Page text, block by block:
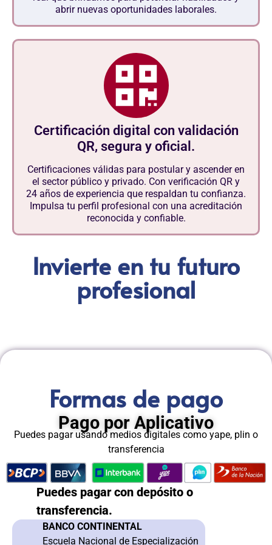
abrir nuevas oportunidades laborales.
Certificación digital con validación
QR, segura y oficial.
Certificaciones válidas para postular y ascender en
el sector público y privado. Con verificación QR y
24 años de experiencia que respaldan tu confianza.
Impulsa tu perfil profesional con una acreditación
reconocida y confiable.
Invierte en tu futuro
profesional
Formas de pago
Pago por Aplicativo
Puedes pagar usando medios digitales como yape, plin o
transferencia
Puedes pagar con depósito o
transferencia.
BANCO CONTINENTAL
Escuela Nacional de Especialización